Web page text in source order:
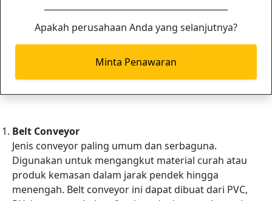
Apakah perusahaan Anda yang selanjutnya?
Minta Penawaran
Belt Conveyor
Jenis conveyor paling umum dan serbaguna.
Digunakan untuk mengangkut material curah atau
produk kemasan dalam jarak pendek hingga
menengah. Belt conveyor ini dapat dibuat dari PVC,